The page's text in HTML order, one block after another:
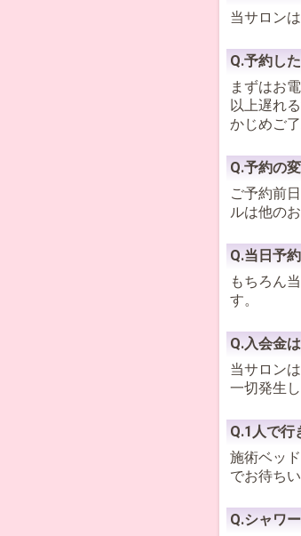
当サロン
Q.予約し
まずはお
以上遅れ
かじめご
Q.予約の
ご予約前
ルは他の
Q.当日予
もちろん
す。
Q.入会金
当サロン
一切発生
Q.1人で行
施術ベッ
でお待ち
Q.シャワ